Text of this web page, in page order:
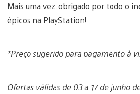
Mais uma vez, obrigado por todo o
épicos na PlayStation!
*Preço sugerido para pagamento à
Ofertas válidas de 03 a 17 de junho